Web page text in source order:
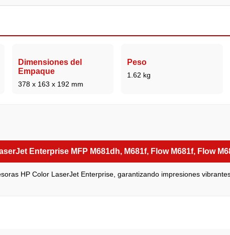
Dimensiones del
Empaque
378 x 163 x 192 mm
Peso
1.62 kg
Enterprise MFP M681dh, M681f, Flow M681f, Flow
HP Color LaserJet Enterprise, garantizando impresiones